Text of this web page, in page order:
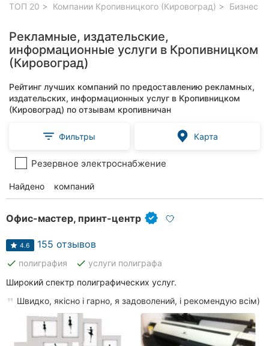
ТОП 20 Компании Кропивницкого (Кировоград) Бизнес
Рекламные, издательские,
информационные услуги в Кропивницком
(Кировоград)
Рейтинг лучших компаний по предоставлению рекламных,
издательских, информационных услуг в Кропивницком
(Кировоград) по отзывам кропивничан
Фильтры Карта
Резервное электроснабжение
Найдено 84компаний
Офис-мастер, принт-центр
4.6 155 отзывов
done полиграфия done услуги полиграфа
Широкий спектр полиграфических услуг.
Швидко, якісно і гарно, я задоволений, і рекомендую всім)